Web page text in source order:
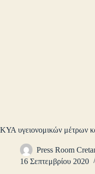
ΚΥΑ υγειονομικών μέτρων
Press Room
16 Σεπτεμβρίου 2020